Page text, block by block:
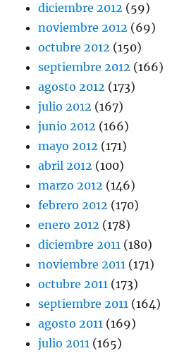
diciembre 2012 (59)
noviembre 2012 (69)
octubre 2012 (150)
septiembre 2012 (166)
agosto 2012 (173)
julio 2012 (167)
junio 2012 (166)
mayo 2012 (171)
abril 2012 (100)
marzo 2012 (146)
febrero 2012 (170)
enero 2012 (178)
diciembre 2011 (180)
noviembre 2011 (171)
octubre 2011 (173)
septiembre 2011 (164)
agosto 2011 (169)
julio 2011 (165)